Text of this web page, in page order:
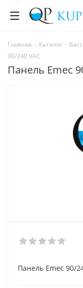
Главная - Каталог -
90/240 VAC
Панель Emec
Панель Emec 90/